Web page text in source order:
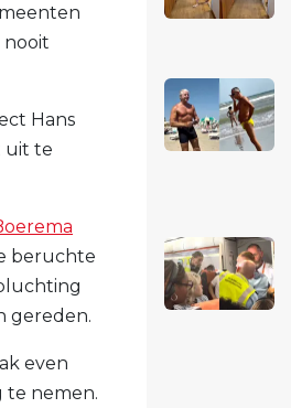
nooit
Hans
uit te
beruchte
gereden.
even
te nemen.